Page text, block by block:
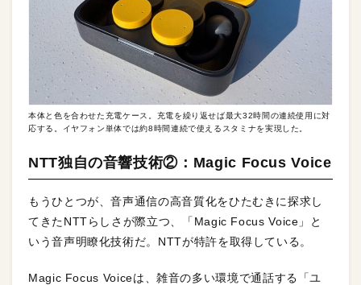
本体と色を合わせた充電ケース。充電を繰り返せば最大32時間の連続使用に対
応する。イヤフォン単体では約8時間連続で使えるスタミナを実現した。
NTT独自の音響技術②：Magic Focus Voice
もうひとつが、音声通信の高音質化をひたむきに探求し
てきたNTTらしさが際立つ、「Magic Focus Voice」と
いう音声明瞭化技術だ。NTTが特許を取得している。
Magic Focus Voiceは、雑音の多い環境で通話する「ユ